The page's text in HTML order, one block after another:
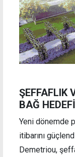
ŞEFFAFLIK
BAĞ HEDEFİ
Yeni dönemde
itibarını
Demetriou,